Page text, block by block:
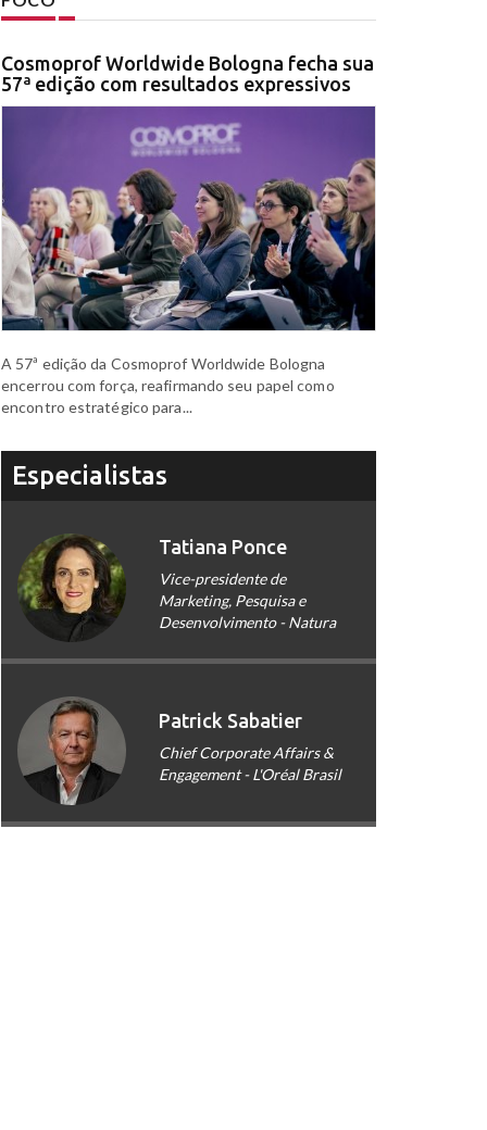
Cosmoprof Worldwide Bologna fecha sua
57ª edição com resultados expressivos
A 57ª edição da Cosmoprof Worldwide Bologna
encerrou com força, reafirmando seu papel como
encontro estratégico para...
Especialistas
Tatiana Ponce
Vice-presidente de
Marketing, Pesquisa e
Desenvolvimento - Natura
Patrick Sabatier
Chief Corporate Affairs &
Engagement - L'Oréal Brasil